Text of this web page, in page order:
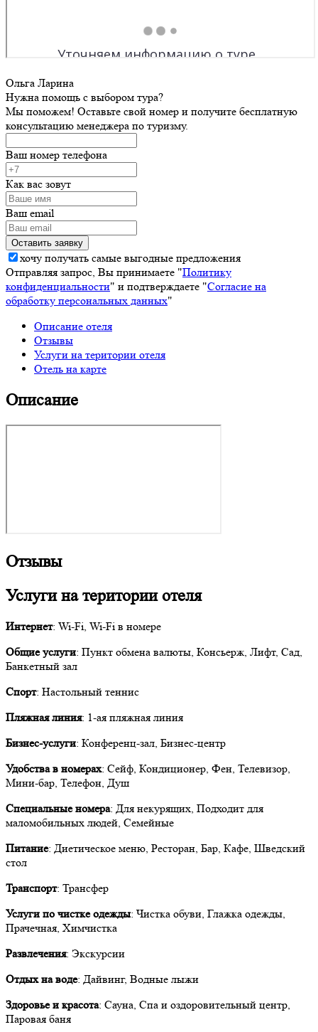
Ольга Ларина
Нужна помощь с выбором тура?
Мы поможем! Оставьте свой номер и получите бесплатную
консультацию менеджера по туризму.
Ваш номер телефона
Как вас зовут
Ваш email
хочу получать самые выгодные предложения
Отправляя запрос, Вы принимаете "Политику
конфиденциальности" и подтверждаете "Согласие на
обработку персональных данных"
Описание отеля
Отзывы
Услуги на територии отеля
Отель на карте
Описание
Отзывы
Услуги на територии отеля
Интернет: Wi-Fi, Wi-Fi в номере
Общие услуги: Пункт обмена валюты, Консьерж, Лифт, Сад,
Банкетный зал
Спорт: Настольный теннис
Пляжная линия: 1-ая пляжная линия
Бизнес-услуги: Конференц-зал, Бизнес-центр
Удобства в номерах: Сейф, Кондиционер, Фен, Телевизор,
Мини-бар, Телефон, Душ
Специальные номера: Для некурящих, Подходит для
маломобильных людей, Семейные
Питание: Диетическое меню, Ресторан, Бар, Кафе, Шведский
стол
Транспорт: Трансфер
Услуги по чистке одежды: Чистка обуви, Глажка одежды,
Прачечная, Химчистка
Развлечения: Экскурсии
Отдых на воде: Дайвинг, Водные лыжи
Здоровье и красота: Сауна, Спа и оздоровительный центр,
Паровая баня